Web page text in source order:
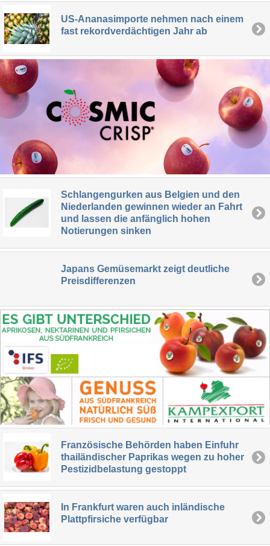
US-Ananasimporte nehmen nach einem
fast rekordverdächtigen Jahr ab
Schlangengurken aus Belgien und den
Niederlanden gewinnen wieder an Fahrt
und lassen die anfänglich hohen
Notierungen sinken
Japans Gemüsemarkt zeigt deutliche
Preisdifferenzen
Französische Behörden haben Einfuhr
thailändischer Paprikas wegen zu hoher
Pestizidbelastung gestoppt
In Frankfurt waren auch inländische
Plattpfirsiche verfügbar